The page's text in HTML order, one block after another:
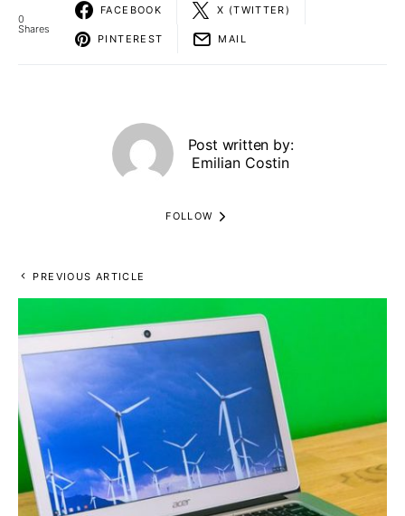
0
Shares
FACEBOOK X (TWITTER)
PINTEREST MAIL
Post written by:
Emilian Costin
FOLLOW
PREVIOUS ARTICLE